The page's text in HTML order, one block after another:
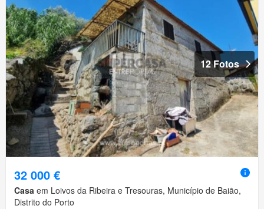
12 Fotos
32 000 €
Casa em Loivos da Ribeira e Tresouras, Município de Baião,
Distrito do Porto